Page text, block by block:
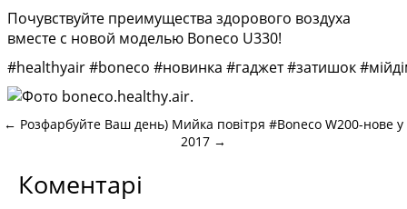
Почувствуйте преимущества здорового воздуха
вместе с новой моделью Boneco U330!
#healthyair#boneco #новинка #гаджет#затишок#
← Розфарбуйте Ваш день) Мийка повітря #Boneco W200-нове у
2017 →
Коментарі